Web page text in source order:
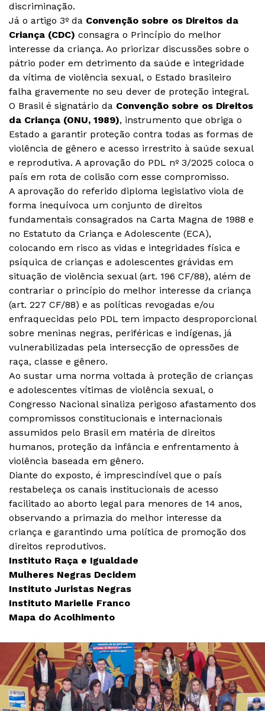
discriminação.
Já o artigo 3º da Convenção sobre os Direitos da
Criança (CDC) consagra o Princípio do melhor
interesse da criança. Ao priorizar discussões sobre o
pátrio poder em detrimento da saúde e integridade
da vítima de violência sexual, o Estado brasileiro
falha gravemente no seu dever de proteção integral.
O Brasil é signatário da Convenção sobre os Direitos
da Criança (ONU, 1989), instrumento que obriga o
Estado a garantir proteção contra todas as formas de
violência de gênero e acesso irrestrito à saúde sexual
e reprodutiva. A aprovação do PDL nº 3/2025 coloca o
país em rota de colisão com esse compromisso.
A aprovação do referido diploma legislativo viola de
forma inequívoca um conjunto de direitos
fundamentais consagrados na Carta Magna de 1988 e
no Estatuto da Criança e Adolescente (ECA),
colocando em risco as vidas e integridades física e
psíquica de crianças e adolescentes grávidas em
situação de violência sexual (art. 196 CF/88), além de
contrariar o princípio do melhor interesse da criança
(art. 227 CF/88) e as políticas revogadas e/ou
enfraquecidas pelo PDL tem impacto desproporcional
sobre meninas negras, periféricas e indígenas, já
vulnerabilizadas pela intersecção de opressões de
raça, classe e gênero.
Ao sustar uma norma voltada à proteção de crianças
e adolescentes vítimas de violência sexual, o
Congresso Nacional sinaliza perigoso afastamento dos
compromissos constitucionais e internacionais
assumidos pelo Brasil em matéria de direitos
humanos, proteção da infância e enfrentamento à
violência baseada em gênero.
Diante do exposto, é imprescindível que o país
restabeleça os canais institucionais de acesso
facilitado ao aborto legal para menores de 14 anos,
observando a primazia do melhor interesse da
criança e garantindo uma política de promoção dos
direitos reprodutivos.
Instituto Raça e Igualdade
Mulheres Negras Decidem
Instituto Juristas Negras
Instituto Marielle Franco
Mapa do Acolhimento